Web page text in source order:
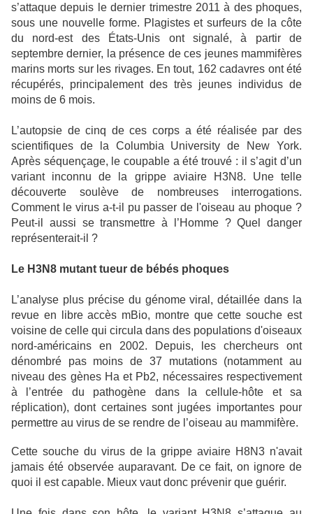
s’attaque depuis le dernier trimestre 2011 à des phoques,
sous une nouvelle forme. Plagistes et surfeurs de la côte
du nord-est des États-Unis ont signalé, à partir de
septembre dernier, la présence de ces jeunes mammifères
marins morts sur les rivages. En tout, 162 cadavres ont été
récupérés, principalement des très jeunes individus de
moins de 6 mois.
L’autopsie de cinq de ces corps a été réalisée par des
scientifiques de la Columbia University de New York.
Après séquençage, le coupable a été trouvé : il s’agit d’un
variant inconnu de la grippe aviaire H3N8. Une telle
découverte soulève de nombreuses interrogations.
Comment le virus a-t-il pu passer de l'oiseau au phoque ?
Peut-il aussi se transmettre à l’Homme ? Quel danger
représenterait-il ?
Le H3N8 mutant tueur de bébés phoques
L’analyse plus précise du génome viral, détaillée dans la
revue en libre accès mBio, montre que cette souche est
voisine de celle qui circula dans des populations d'oiseaux
nord-américains en 2002. Depuis, les chercheurs ont
dénombré pas moins de 37 mutations (notamment au
niveau des gènes Ha et Pb2, nécessaires respectivement
à l’entrée du pathogène dans la cellule-hôte et sa
réplication), dont certaines sont jugées importantes pour
permettre au virus de se rendre de l’oiseau au mammifère.
Cette souche du virus de la grippe aviaire H8N3 n'avait
jamais été observée auparavant. De ce fait, on ignore de
quoi il est capable. Mieux vaut donc prévenir que guérir.